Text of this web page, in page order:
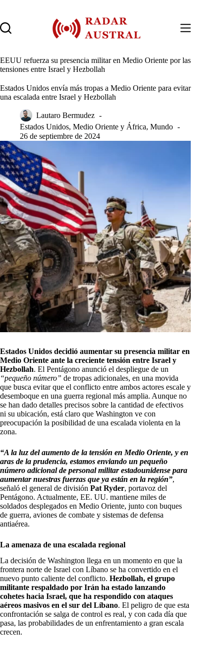
contenido
EEUU refuerza su presencia militar en Medio Oriente por las
tensiones entre Israel y Hezbollah
Estados Unidos envía más tropas a Medio Oriente para evitar
una escalada entre Israel y Hezbollah
Lautaro Bermudez
Estados Unidos, Medio Oriente y África, Mundo
26 de septiembre de 2024
Estados Unidos decidió aumentar su presencia militar en
Medio Oriente ante la creciente tensión entre Israel y
Hezbollah. El Pentágono anunció el despliegue de un
“pequeño número” de tropas adicionales, en una movida
que busca evitar que el conflicto entre ambos actores escale y
desemboque en una guerra regional más amplia. Aunque no
se han dado detalles precisos sobre la cantidad de efectivos
ni su ubicación, está claro que Washington ve con
preocupación la posibilidad de una escalada violenta en la
zona.
“A la luz del aumento de la tensión en Medio Oriente, y en
aras de la prudencia, estamos enviando un pequeño
número adicional de personal militar estadounidense para
aumentar nuestras fuerzas que ya están en la región”,
señaló el general de división Pat Ryder, portavoz del
Pentágono. Actualmente, EE. UU. mantiene miles de
soldados desplegados en Medio Oriente, junto con buques
de guerra, aviones de combate y sistemas de defensa
antiaérea.
La amenaza de una escalada regional
La decisión de Washington llega en un momento en que la
frontera norte de Israel con Líbano se ha convertido en el
nuevo punto caliente del conflicto. Hezbollah, el grupo
militante respaldado por Irán ha estado lanzando
cohetes hacia Israel, que ha respondido con ataques
aéreos masivos en el sur del Líbano. El peligro de que esta
confrontación se salga de control es real, y con cada día que
pasa, las probabilidades de un enfrentamiento a gran escala
crecen.